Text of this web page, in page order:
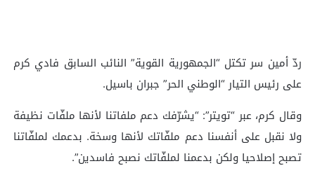
ردّ أمين سر تكتل “الجمهورية القوية” النائب السابق فادي كرم
على رئيس التيار “الوطني الحر” جبران باسيل.
وقال كرم، عبر “تويتر”: “يشرّفك دعم ملفاتنا لأنها ملفّات نظيفة
ولا نقبل على أنفسنا دعم ملفّاتك لأنها وسخة. بدعمك لملفّاتنا
تصبح إصلاحيا ولكن بدعمنا لملفّاتك نصبح فاسدين”.